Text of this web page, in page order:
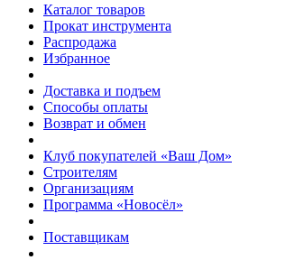
Каталог товаров
Прокат инструмента
Распродажа
Избранное
Доставка и подъем
Способы оплаты
Возврат и обмен
Клуб покупателей «Ваш Дом»
Строителям
Организациям
Программа «Новосёл»
Поставщикам